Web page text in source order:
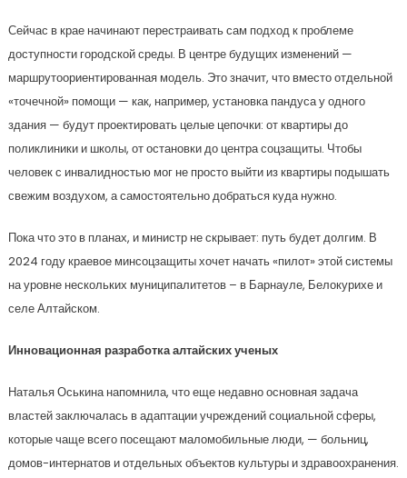
Сейчас в крае начинают перестраивать сам подход к проблеме
доступности городской среды. В центре будущих изменений —
маршрутоориентированная модель. Это значит, что вместо отдельной
«точечной» помощи — как, например, установка пандуса у одного
здания — будут проектировать целые цепочки: от квартиры до
поликлиники и школы, от остановки до центра соцзащиты. Чтобы
человек с инвалидностью мог не просто выйти из квартиры подышать
свежим воздухом, а самостоятельно добраться куда нужно.
Пока что это в планах, и министр не скрывает: путь будет долгим. В
2024 году краевое минсоцзащиты хочет начать «пилот» этой системы
на уровне нескольких муниципалитетов – в Барнауле, Белокурихе и
селе Алтайском.
Инновационная разработка алтайских ученых
Наталья Оськина напомнила, что еще недавно основная задача
властей заключалась в адаптации учреждений социальной сферы,
которые чаще всего посещают маломобильные люди, — больниц,
домов-интернатов и отдельных объектов культуры и здравоохранения.